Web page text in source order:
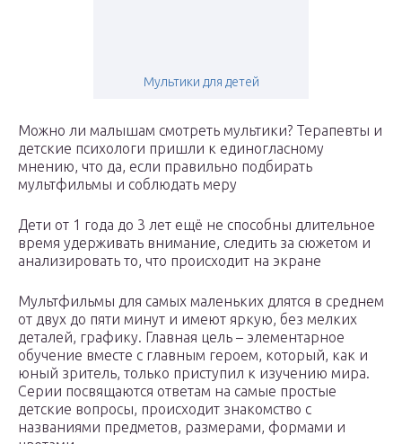
Мультики для детей
Можно ли малышам смотреть мультики? Терапевты и
детские психологи пришли к единогласному
мнению, что да, если правильно подбирать
мультфильмы и соблюдать меру
Дети от 1 года до 3 лет ещё не способны длительное
время удерживать внимание, следить за сюжетом и
анализировать то, что происходит на экране
Мультфильмы для самых маленьких длятся в среднем
от двух до пяти минут и имеют яркую, без мелких
деталей, графику. Главная цель – элементарное
обучение вместе с главным героем, который, как и
юный зритель, только приступил к изучению мира.
Серии посвящаются ответам на самые простые
детские вопросы, происходит знакомство с
названиями предметов, размерами, формами и